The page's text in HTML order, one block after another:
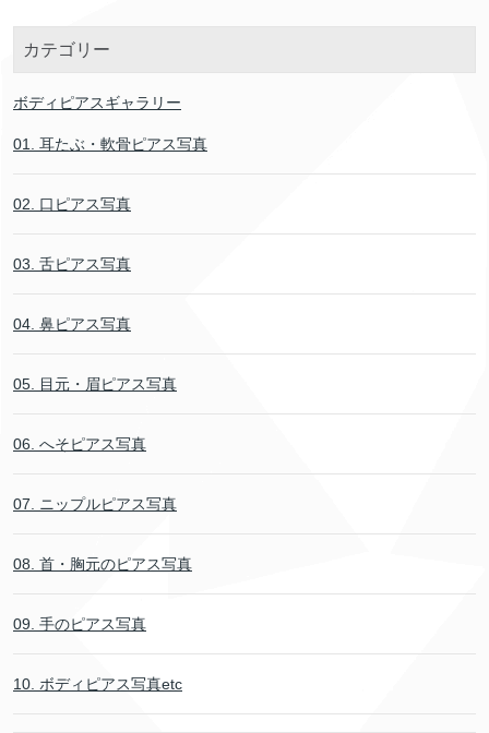
カテゴリー
ボディピアスギャラリー
01. 耳たぶ・軟骨ピアス写真
02. 口ピアス写真
03. 舌ピアス写真
04. 鼻ピアス写真
05. 目元・眉ピアス写真
06. へそピアス写真
07. ニップルピアス写真
08. 首・胸元のピアス写真
09. 手のピアス写真
10. ボディピアス写真etc